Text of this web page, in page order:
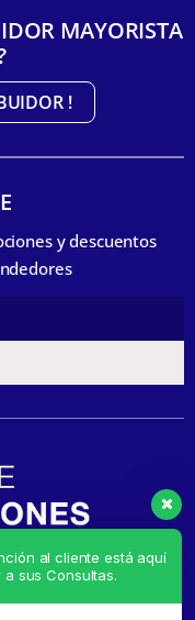
MAYORISTA
!
y descuentos
al cliente está aquí
sus Consultas.